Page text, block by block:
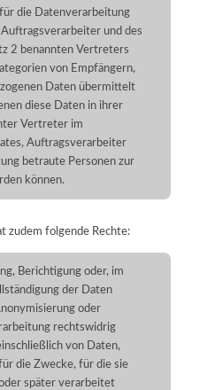
die Datenverarbeitung
und des
2 benannten Vertreters
von Empfängern,
Daten übermittelt
diese Daten in ihrer
Vertreter im
Auftragsverarbeiter
betraute Personen zur
können.
zudem folgende Rechte:
Berichtigung oder, im
der Daten
oder
rechtswidrig
von Daten,
die Zwecke, für die sie
später verarbeitet